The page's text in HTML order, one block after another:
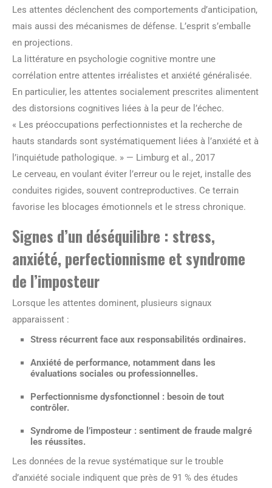
Les attentes déclenchent des comportements d’anticipation,
mais aussi des mécanismes de défense. L’esprit s’emballe
en projections.
La littérature en psychologie cognitive montre une
corrélation entre attentes irréalistes et anxiété généralisée.
En particulier, les attentes socialement prescrites alimentent
des distorsions cognitives liées à la peur de l’échec.
« Les préoccupations perfectionnistes et la recherche de
hauts standards sont systématiquement liées à l’anxiété et à
l’inquiétude pathologique. » — Limburg et al., 2017
Le cerveau, en voulant éviter l’erreur ou le rejet, installe des
conduites rigides, souvent contreproductives. Ce terrain
favorise les blocages émotionnels et le stress chronique.
Signes d’un déséquilibre : stress,
anxiété, perfectionnisme et syndrome
de l’imposteur
Lorsque les attentes dominent, plusieurs signaux
apparaissent :
Stress récurrent face aux responsabilités ordinaires.
Anxiété de performance, notamment dans les
évaluations sociales ou professionnelles.
Perfectionnisme dysfonctionnel : besoin de tout
contrôler.
Syndrome de l’imposteur : sentiment de fraude malgré
les réussites.
Les données de la revue systématique sur le trouble
d’anxiété sociale indiquent que près de 91 % des études